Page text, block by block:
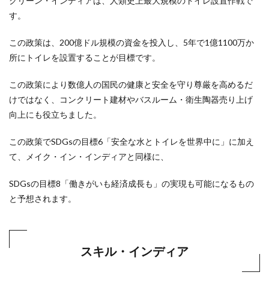
す。
この政策は、200億ドル規模の資金を投入し、5年で1億1100万か
所にトイレを設置することが目標です。
この政策により数億人の国民の健康と安全を守り尊厳を高めるだ
けではなく、コンクリート建材やバスルーム・衛生陶器売り上げ
向上にも役立ちました。
この政策でSDGsの目標6「安全な水とトイレを世界中に」に加え
て、メイク・イン・インディアと同様に、
SDGsの目標8「働きがいも経済成長も」の実現も可能になるもの
と予想されます。
スキル・インディア